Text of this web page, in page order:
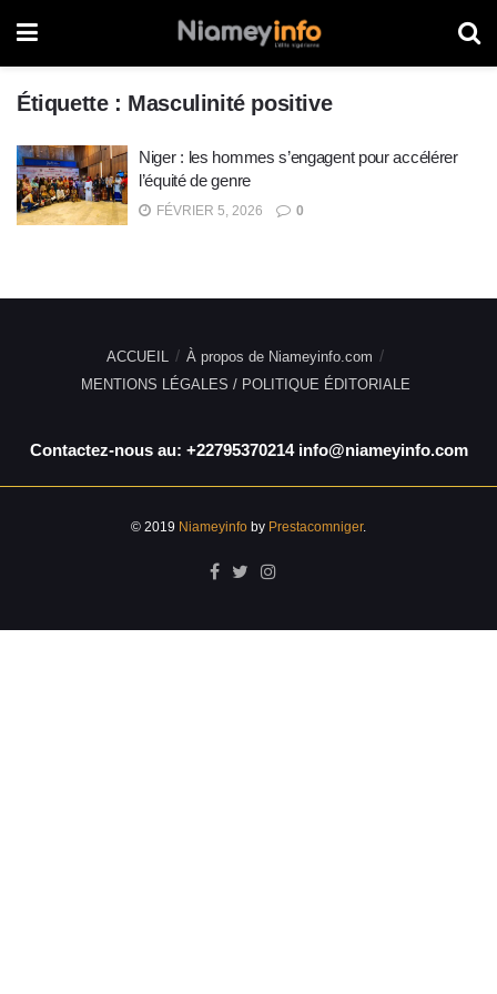
Étiquette : Masculinité positive
Niger : les hommes s’engagent pour accélérer
l’équité de genre
FÉVRIER 5, 2026 0
ACCUEIL
À propos de Niameyinfo.com
MENTIONS LÉGALES / POLITIQUE ÉDITORIALE
Contactez-nous au: +22795370214 info@niameyinfo.com
© 2019 Niameyinfo by Prestacomniger.